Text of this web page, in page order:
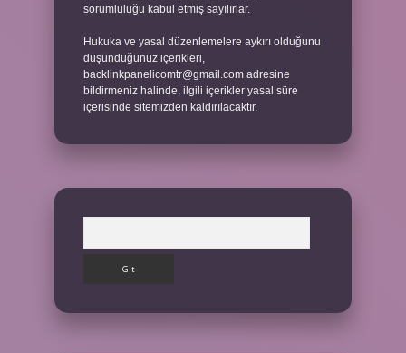
sorumluluğu kabul etmiş sayılırlar.
Hukuka ve yasal düzenlemelere aykırı olduğunu
düşündüğünüz içerikleri,
backlinkpanelicomtr@gmail.com adresine
bildirmeniz halinde, ilgili içerikler yasal süre
içerisinde sitemizden kaldırılacaktır.